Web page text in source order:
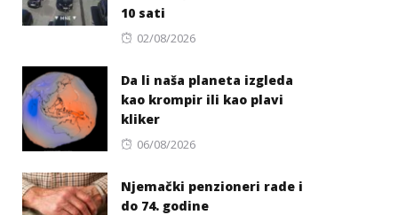
10 sati
Posted
02/08/2026
Da li naša planeta izgleda
kao krompir ili kao plavi
kliker
Posted
06/08/2026
Njemački penzioneri rade i
do 74. godine